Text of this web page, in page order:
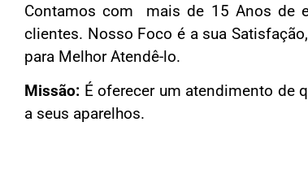
Contamos com mais de 15 Anos de
clientes. Nosso Foco é a sua
para Melhor Atendê-lo.
Missão: É oferecer um atendimento de
a seus aparelhos.